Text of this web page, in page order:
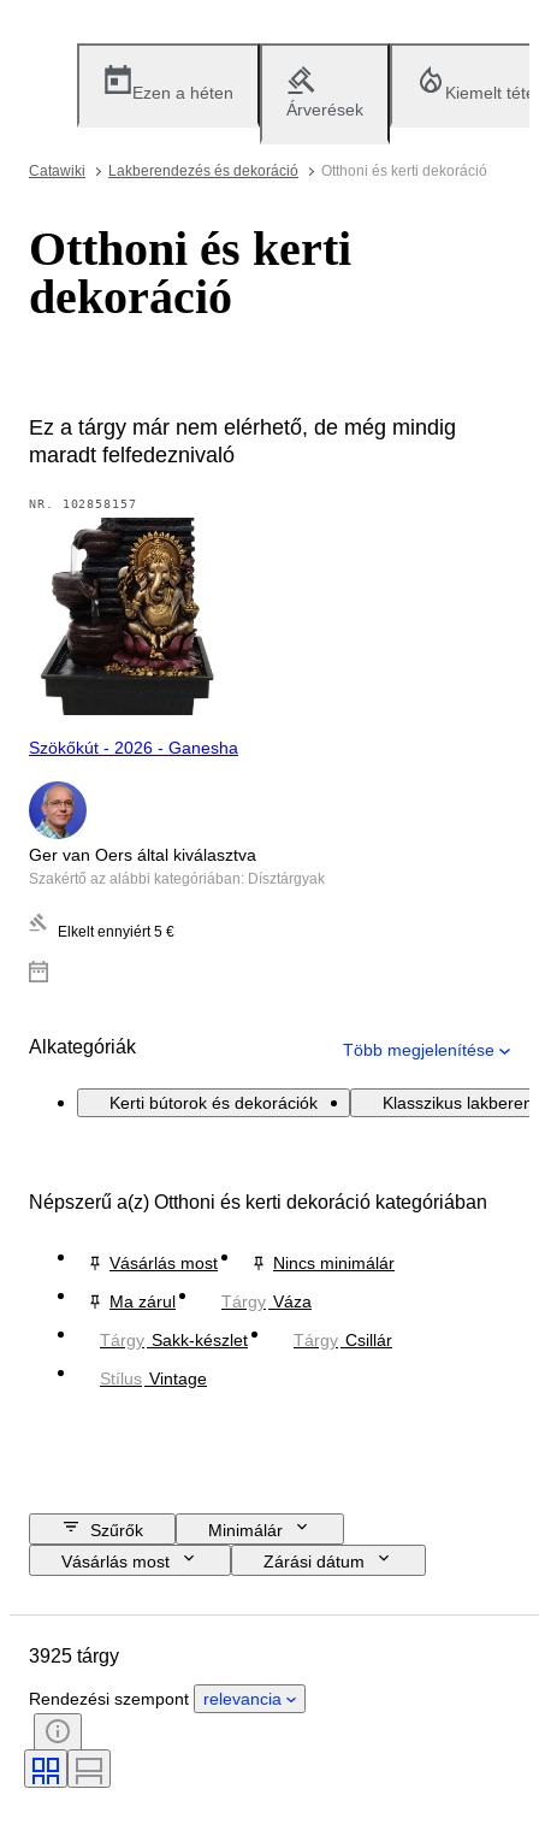
Ezen a héten
Árverések
Kiemelt
Catawiki Lakberendezés és dekoráció Otthoni és kerti dekoráció
Otthoni és kerti
dekoráció
Ez a tárgy már nem elérhető, de még mindig
maradt felfedeznivaló
NR. 102858157
Szökőkút - 2026 - Ganesha
Ger van Oers által kiválasztva
Szakértő az alábbi kategóriában: Dísztárgyak
Elkelt ennyiért 5 €
Alkategóriák Több megjelenítése
Kerti bútorok és dekorációk Klasszikus
Népszerű a(z) Otthoni és kerti dekoráció kategóriában
Vásárlás most
Nincs minimálár
Ma zárul
Tárgy Váza
Tárgy Sakk-készlet Tárgy Csillár
Stílus Vintage
Szűrők
Minimálár
Vásárlás most
Zárási dátum
Tárgy
Nem
Időszak
Kő
Stílus
Szín
3925 tárgy
Rendezési szempont relevancia